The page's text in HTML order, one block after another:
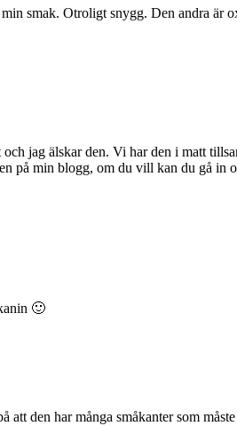
smak. Otroligt snygg. Den andra är
jag älskar den. Vi har den i matt
på min blogg, om du vill kan du gå in
🙂
att den har många småkanter som